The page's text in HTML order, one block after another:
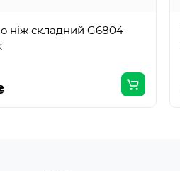
ніж складний G6804